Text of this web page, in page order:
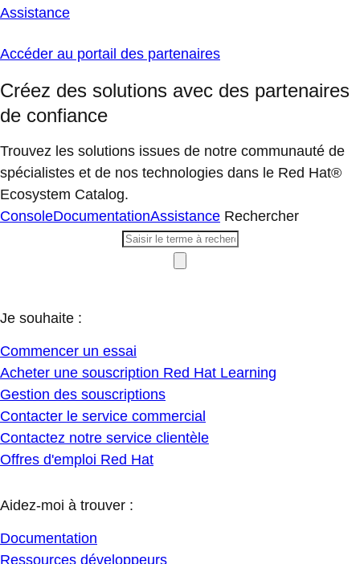
Assistance
Accéder au portail des partenaires
Créez des solutions avec des partenaires
de confiance
Trouvez les solutions issues de notre communauté de
spécialistes et de nos technologies dans le Red Hat®
Ecosystem Catalog.
ConsoleDocumentationAssistance Rechercher
Je souhaite :
Commencer un essai
Acheter une souscription Red Hat Learning
Gestion des souscriptions
Contacter le service commercial
Contactez notre service clientèle
Offres d'emploi Red Hat
Aidez-moi à trouver :
Documentation
Ressources développeurs